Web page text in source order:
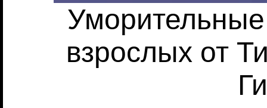
взрослых от